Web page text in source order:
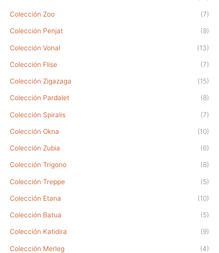
Colección Zoo (7)
Colección Penjat (8)
Colección Vonal (13)
Colección Flise (7)
Colección Zigazaga (15)
Colección Pardalet (8)
Colección Spiralis (7)
Colección Okna (10)
Colección Zubia (6)
Colección Trigono (8)
Colección Treppe (5)
Colección Etana (10)
Colección Batua (5)
Colección Katidira (9)
Colección Merleg (4)